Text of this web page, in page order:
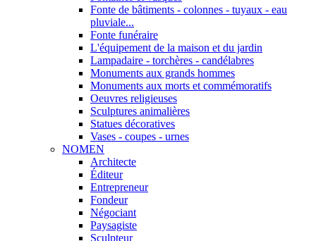
Fonte de bâtiments - colonnes - tuyaux - eau
pluviale...
Fonte funéraire
L'équipement de la maison et du jardin
Lampadaire - torchères - candélabres
Monuments aux grands hommes
Monuments aux morts et commémoratifs
Oeuvres religieuses
Sculptures animalières
Statues décoratives
Vases - coupes - urnes
NOMEN
Architecte
Éditeur
Entrepreneur
Fondeur
Négociant
Paysagiste
Sculpteur